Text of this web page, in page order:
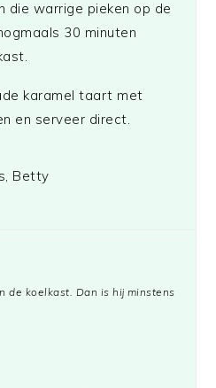
die warrige pieken op de
30 minuten
karamel taart met
en serveer direct.
Betty
de koelkast. Dan is hij minstens